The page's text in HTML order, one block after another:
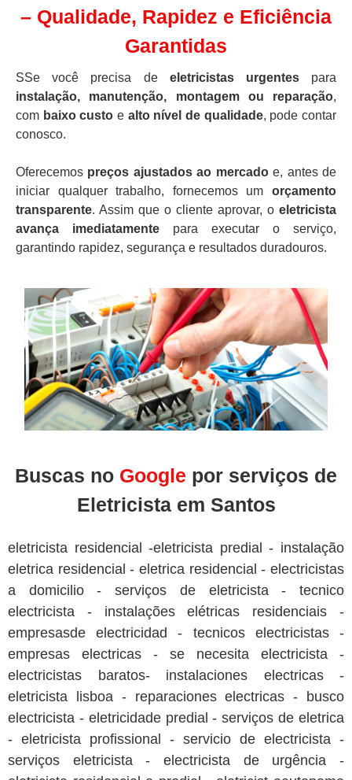
– Qualidade, Rapidez e Eficiência
Garantidas
SSe você precisa de eletricistas urgentespara
instalação, manutenção, montagem ou reparação,
com baixo custo e alto nível de qualidade, pode contar
conosco.
Oferecemos preços ajustados ao mercadoe, antes de
iniciar qualquer trabalho, fornecemos um orçamento
transparente. Assim que o cliente aprovar, o eletricista
avança imediatamente para executar o serviço,
garantindo rapidez, segurança e resultados duradouros.
Buscas no Google por serviços de
Eletricista em Santos
eletricista residencial -eletricista predial - instalação
eletrica residencial - eletrica residencial - electricistas
a domicilio - serviços de eletricista - tecnico
electricista - instalações elétricas residenciais -
empresasde electricidad - tecnicos electricistas -
empresas electricas - se necesita electricista -
electricistas baratos- instalaciones electricas -
eletricista lisboa - reparaciones electricas - busco
electricista - eletricidade predial - serviços de eletrica
- eletricista profissional - servicio de electricista -
serviços eletricista - electricista de urgência -